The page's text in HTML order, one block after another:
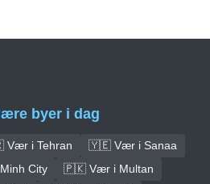
byer i dag
i Tehran
🇾🇪 Vær i Sanaa
City
🇵🇰 Vær i Multan